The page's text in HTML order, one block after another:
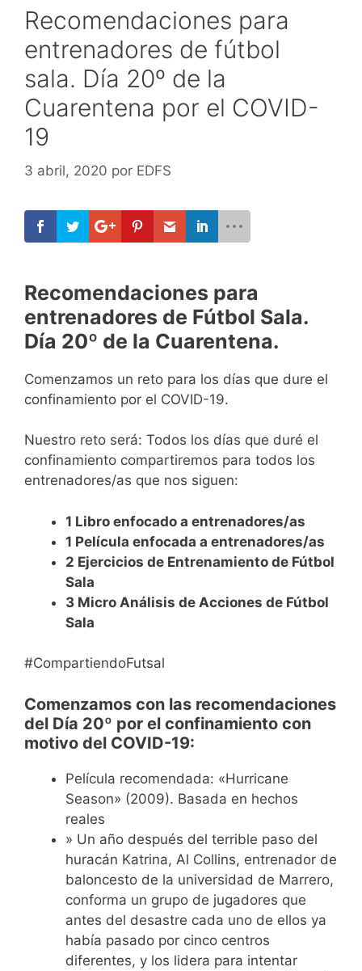
Recomendaciones para
entrenadores de fútbol
sala. Día 20º de la
Cuarentena por el COVID-
19
3 abril, 2020 por EDFS
Recomendaciones para
entrenadores de Fútbol Sala.
Día 20º de la Cuarentena.
Comenzamos un reto para los días que dure el
confinamiento por el COVID-19.
Nuestro reto será: Todos los días que duré el
confinamiento compartiremos para todos los
entrenadores/as que nos siguen:
1 Libro enfocado a entrenadores/as
1 Película enfocada a entrenadores/as
2 Ejercicios de Entrenamiento de Fútbol
Sala
3 Micro Análisis de Acciones de Fútbol
Sala
#CompartiendoFutsal
Comenzamos con las recomendaciones
del Día 20º por el confinamiento con
motivo del COVID-19:
Película recomendada: «Hurricane
Season» (2009). Basada en hechos
reales
» Un año después del terrible paso del
huracán Katrina, Al Collins, entrenador de
baloncesto de la universidad de Marrero,
conforma un grupo de jugadores que
antes del desastre cada uno de ellos ya
había pasado por cinco centros
diferentes, y los lidera para intentar